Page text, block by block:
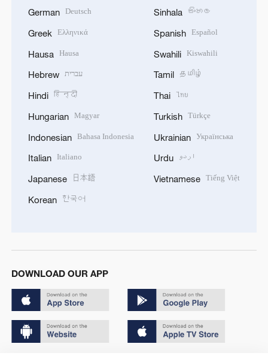
German Deutsch
Greek Ελληνικά
Hausa Hausa
Hebrew עברית
Hindi हिन्दी
Hungarian Magyar
Indonesian Bahasa Indonesia
Italian Italiano
Japanese 日本語
Korean 한국어
Sinhala සිංහල
Spanish Español
Swahili Kiswahili
Tamil தமிழ்
Thai ไทย
Turkish Türkçe
Ukrainian Українська
Urdu اردو
Vietnamese Tiếng Việt
DOWNLOAD OUR APP